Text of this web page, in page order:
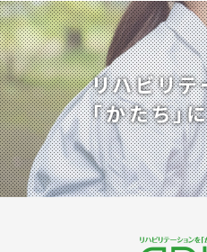
リハビリ
「かたち」